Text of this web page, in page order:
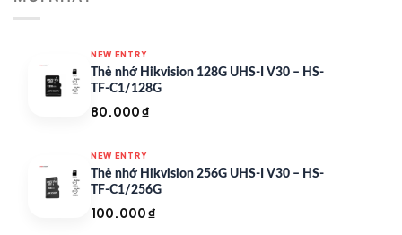
NEW ENTRY
Thẻ nhớ Hikvision 128G UHS-I V30 – HS-
TF-C1/128G
80.000₫
NEW ENTRY
Thẻ nhớ Hikvision 256G UHS-I V30 – HS-
TF-C1/256G
100.000₫